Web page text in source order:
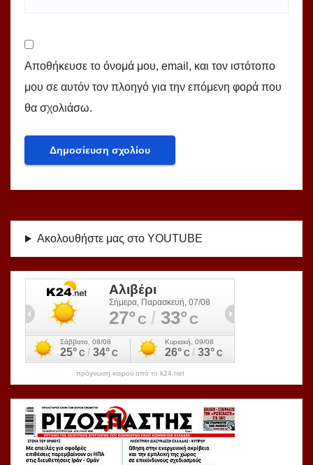
Αποθήκευσε το όνομά μου, email, και τον ιστότοπο
μου σε αυτόν τον πλοηγό για την επόμενη φορά που
θα σχολιάσω.
Ακολουθήστε μας στο YOUTUBE
πρόγνωση καιρού από το k24.net